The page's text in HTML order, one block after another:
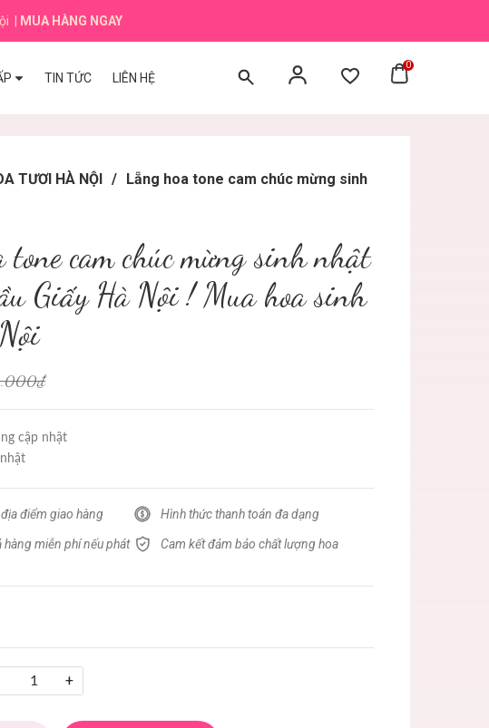
MUA HÀNG NGAY
TIN TỨC LIÊN HỆ
0
TƯƠI HÀ NỘI / Lẵng hoa tone cam chúc mừng sinh
tone cam chúc mừng sinh nhật
Giấy Hà Nội ! Mua hoa sinh
cập nhật
điểm giao hàng Hình thức thanh toán đa dạng
miễn phí nếu phát
Cam kết đảm bảo chất lượng hoa
+